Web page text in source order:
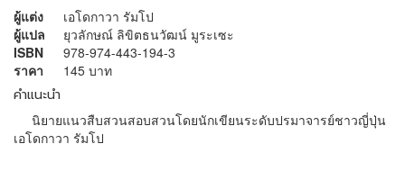
ผู้แต่ง
เอโดกาวา รัมโป
ผู้แปล
ยุวลักษณ์ ลิขิตธนวัฒน์ มูระเซะ
ISBN
978-974-443-194-3
ราคา
145 บาท
คำแนะนำ
นิยายแนวสืบสวนสอบสวนโดยนักเขียนระดับปรมาจารย์ชาวญี่ปุ่น
เอโดกาวา รัมโป